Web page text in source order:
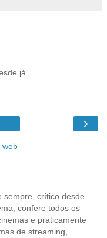
já
›
web
sempre, crítico desde
confere todos os
e praticamente
de streaming,